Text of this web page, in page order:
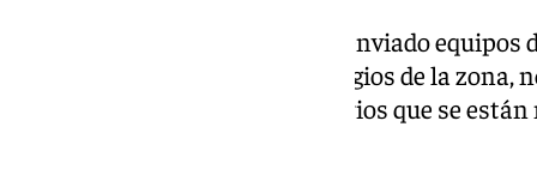
El Gobierno del país. que ya ha enviado
preventiva y ha cerrado los colegios de la
tsunami y es uno de los escenarios que se